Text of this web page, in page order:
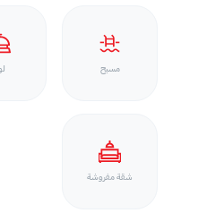
مسبح
شقة مفروشة